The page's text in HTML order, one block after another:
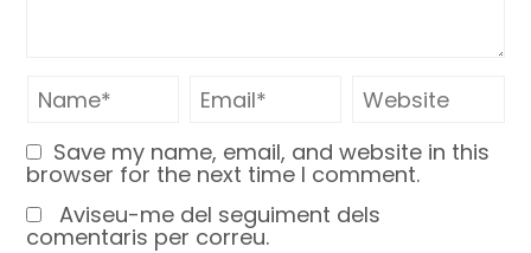
Save my name, email, and website in this
browser for the next time I comment.
Aviseu-me del seguiment dels
comentaris per correu.